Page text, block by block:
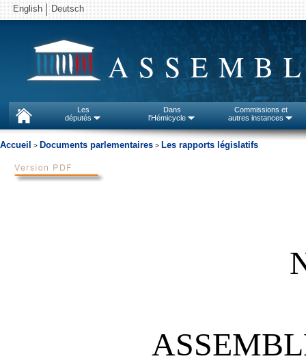
English Deutsch
Les
députés
Dans
l'Hémicycle
Commissions et
autres instances
Accueil > Documents parlementaires > Les rapports législatifs